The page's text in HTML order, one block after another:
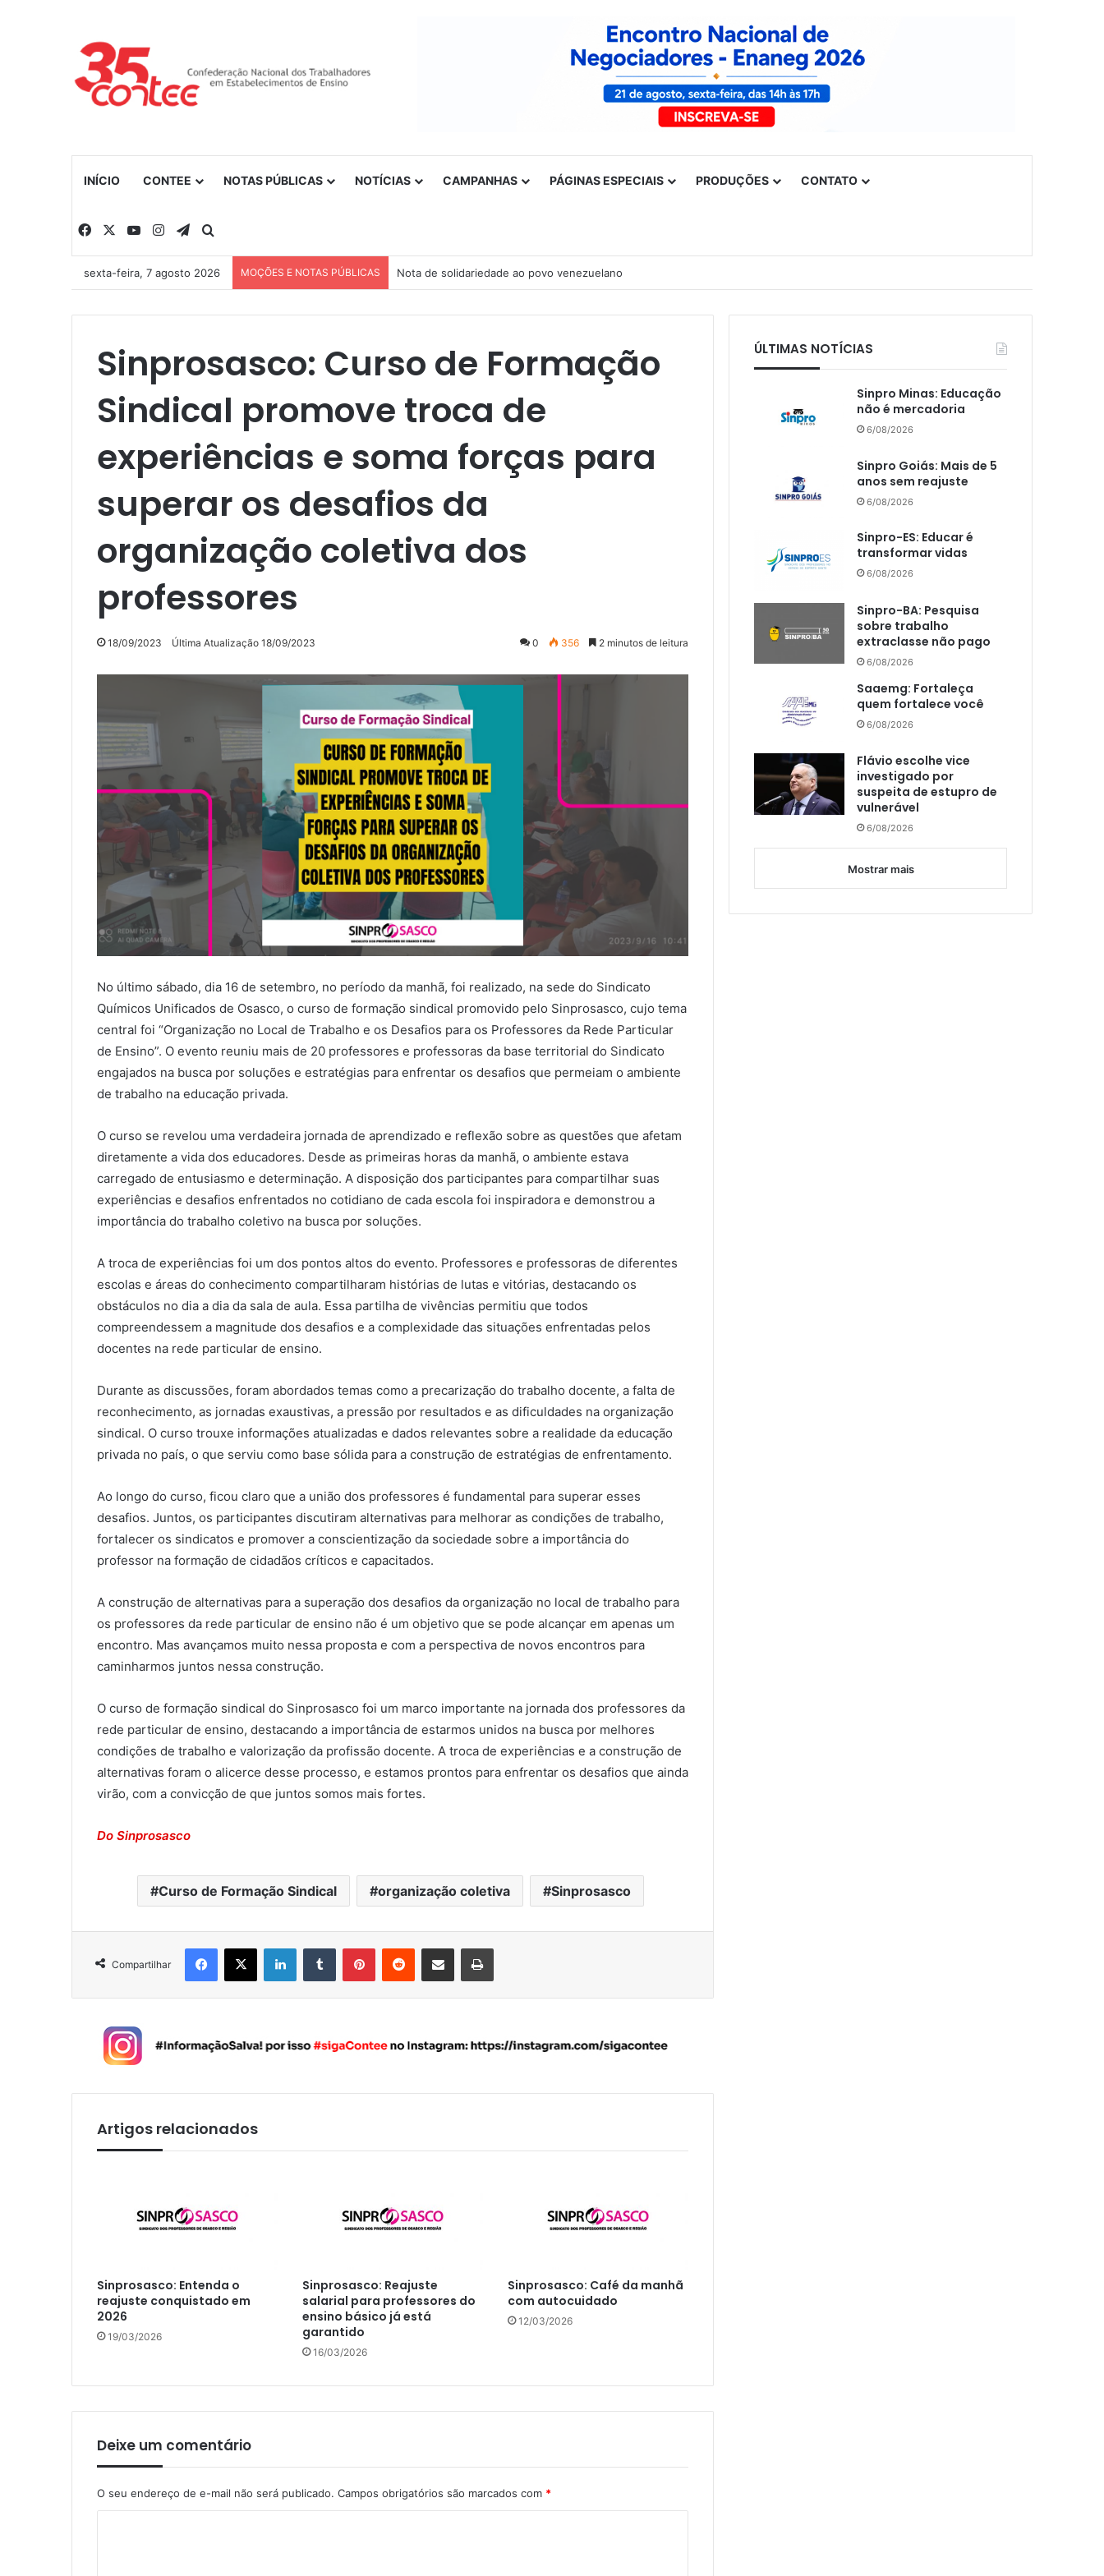
INÍCIO CONTEE NOTAS PÚBLICAS NOTÍCIAS CAMPANHAS PÁGINAS ESPECIAIS PRODUÇÕES CONTATO
Facebook YouTubeInstagramTelegram
sexta-feira, 7 agosto 2026 MOÇÕES E NOTAS PÚBLICAS Nota de solidariedade ao povo venezuelano
Sinprosasco: Curso de Formação
Sindical promove troca de
experiências e soma forças para
superar os desafios da
organização coletiva dos
professores
18/09/2023 Última Atualização 18/09/2023 0 356 2 minutos de leitura
No último sábado, dia 16 de setembro, no período da manhã, foi realizado, na sede do Sindicato
Químicos Unificados de Osasco, o curso de formação sindical promovido pelo Sinprosasco, cujo tema
central foi “Organização no Local de Trabalho e os Desafios para os Professores da Rede Particular
de Ensino”. O evento reuniu mais de 20 professores e professoras da base territorial do Sindicato
engajados na busca por soluções e estratégias para enfrentar os desafios que permeiam o ambiente
de trabalho na educação privada.
O curso se revelou uma verdadeira jornada de aprendizado e reflexão sobre as questões que afetam
diretamente a vida dos educadores. Desde as primeiras horas da manhã, o ambiente estava
carregado de entusiasmo e determinação. A disposição dos participantes para compartilhar suas
experiências e desafios enfrentados no cotidiano de cada escola foi inspiradora e demonstrou a
importância do trabalho coletivo na busca por soluções.
A troca de experiências foi um dos pontos altos do evento. Professores e professoras de diferentes
escolas e áreas do conhecimento compartilharam histórias de lutas e vitórias, destacando os
obstáculos no dia a dia da sala de aula. Essa partilha de vivências permitiu que todos
compreendessem a magnitude dos desafios e a complexidade das situações enfrentadas pelos
docentes na rede particular de ensino.
Durante as discussões, foram abordados temas como a precarização do trabalho docente, a falta de
reconhecimento, as jornadas exaustivas, a pressão por resultados e as dificuldades na organização
sindical. O curso trouxe informações atualizadas e dados relevantes sobre a realidade da educação
privada no país, o que serviu como base sólida para a construção de estratégias de enfrentamento.
Ao longo do curso, ficou claro que a união dos professores é fundamental para superar esses
desafios. Juntos, os participantes discutiram alternativas para melhorar as condições de trabalho,
fortalecer os sindicatos e promover a conscientização da sociedade sobre a importância do
professor na formação de cidadãos críticos e capacitados.
A construção de alternativas para a superação dos desafios da organização no local de trabalho para
os professores da rede particular de ensino não é um objetivo que se pode alcançar em apenas um
encontro. Mas avançamos muito nessa proposta e com a perspectiva de novos encontros para
caminharmos juntos nessa construção.
O curso de formação sindical do Sinprosasco foi um marco importante na jornada dos professores da
rede particular de ensino, destacando a importância de estarmos unidos na busca por melhores
condições de trabalho e valorização da profissão docente. A troca de experiências e a construção de
alternativas foram o alicerce desse processo, e estamos prontos para enfrentar os desafios que ainda
virão, com a convicção de que juntos somos mais fortes.
Do Sinprosasco
Curso de Formação Sindical organização coletiva Sinprosasco
Compartilhar
Artigos relacionados
Sinprosasco: Entenda o
reajuste conquistado em
2026
19/03/2026
Sinprosasco: Reajuste
salarial para professores do
ensino básico já está
garantido
16/03/2026
Sinprosasco: Café da manhã
com autocuidado
12/03/2026
Deixe um comentário
O seu endereço de e-mail não será publicado. Campos obrigatórios são marcados com *
ÚLTIMAS NOTÍCIAS
Sinpro Minas: Educação
não é mercadoria
6/08/2026
Sinpro Goiás: Mais de 5
anos sem reajuste
6/08/2026
Sinpro-ES: Educar é
transformar vidas
6/08/2026
Sinpro-BA: Pesquisa
sobre trabalho
extraclasse não pago
6/08/2026
Saaemg: Fortaleça
quem fortalece você
6/08/2026
Flávio escolhe vice
investigado por
suspeita de estupro de
vulnerável
6/08/2026
Mostrar mais